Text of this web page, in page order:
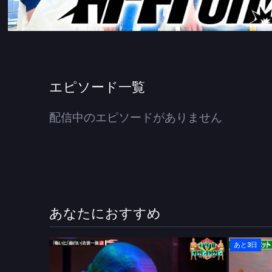
エピソード一覧
配信中のエピソードがありません
あなたにおすすめ
あと3日